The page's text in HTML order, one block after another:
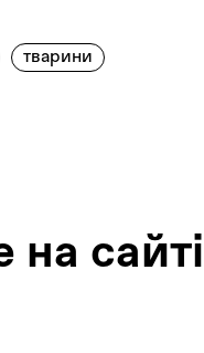
тварини
на сайтi